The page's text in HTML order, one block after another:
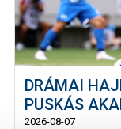
DRÁMAI
PUSKÁS
2026-08-07